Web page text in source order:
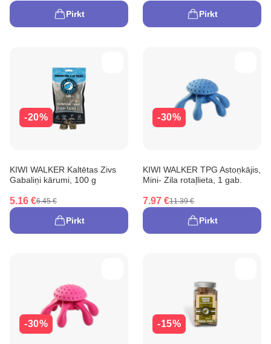
Pirkt Pirkt
-20%
KIWI WALKER Kaltētas Zivs
Gabaliņi kārumi, 100 g
5.16 €6.45 €
Pirkt
-30%
KIWI WALKER TPG Astoņkājis,
Mini- Zila rotaļlieta, 1 gab.
7.97 €11.39 €
Pirkt
-30% -15%